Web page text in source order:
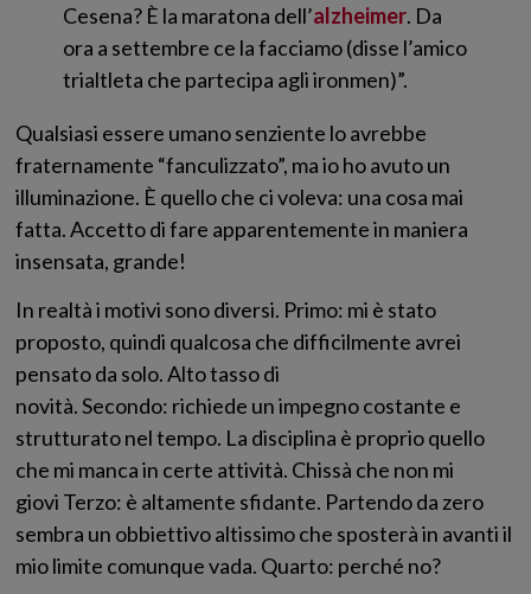
Cesena? È la maratona dell’alzheimer. Da
ora a settembre ce la facciamo (disse l’amico
trialtleta che partecipa agli ironmen)”.
Qualsiasi essere umano senziente lo avrebbe
fraternamente “fanculizzato”, ma io ho avuto un
illuminazione. È quello che ci voleva: una cosa mai
fatta. Accetto di fare apparentemente in maniera
insensata, grande!
In realtà i motivi sono diversi. Primo: mi è stato
proposto, quindi qualcosa che difficilmente avrei
pensato da solo. Alto tasso di
novità. Secondo: richiede un impegno costante e
strutturato nel tempo. La disciplina è proprio quello
che mi manca in certe attività. Chissà che non mi
giovi Terzo: è altamente sfidante. Partendo da zero
sembra un obbiettivo altissimo che sposterà in avanti il
mio limite comunque vada. Quarto: perché no?